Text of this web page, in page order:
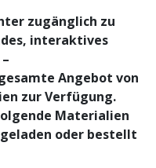
zugänglich zu
interaktives
Angebot von
zur Verfügung.
Materialien
oder bestellt